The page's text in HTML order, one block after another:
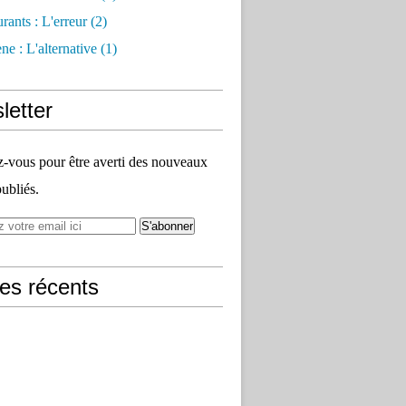
: L'erreur(2)
: L'alternative (1)
vous pour être averti des nouveaux
récents